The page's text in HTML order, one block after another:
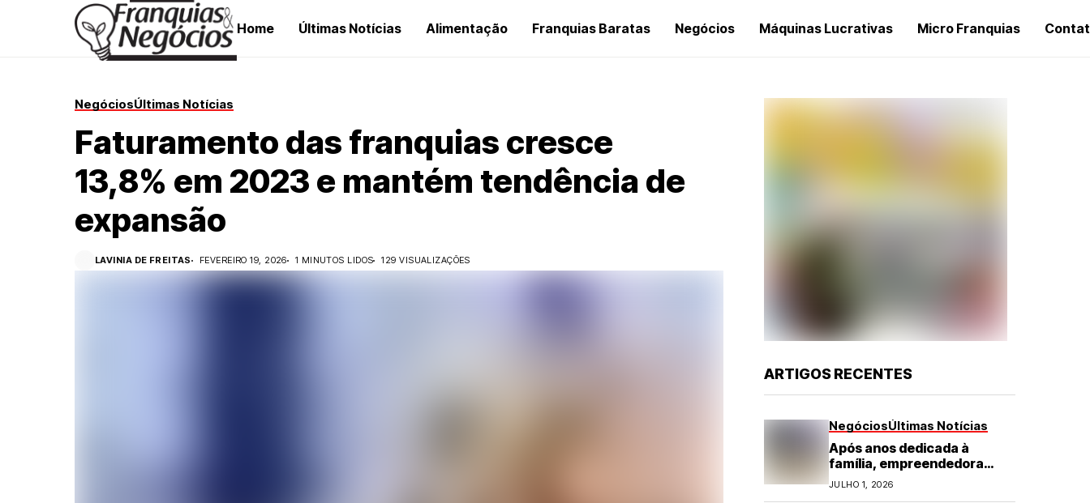
Home Últimas Notícias Alimentação Franquias Baratas Negócios Máquinas Lucrativas Micro Franquias
NegóciosÚltimas Notícias
Faturamento das franquias cresce
13,8% em 2023 e mantém tendência de
expansão
LAVINIA DE FREITAS FEVEREIRO 19, 2026 1 MINUTOS LIDOS 129 VISUALIZAÇÕES
ARTIGOS RECENTES
NegóciosÚltimas Notícias
Após anos dedicada à
família, empreendedora
transforma franquia de
turismo em negócio de
JULHO 1, 2026